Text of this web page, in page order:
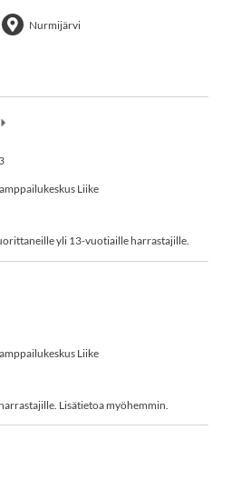
Nurmijärvi
Liike
yli 13-vuotiaille harrastajille.
Liike
Lisätietoa myöhemmin.